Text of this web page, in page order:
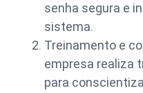
senha segura e
sistema.
Treinamento e
empresa realiza
para